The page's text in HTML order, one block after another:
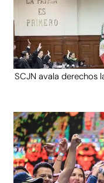
SCJN avala derechos